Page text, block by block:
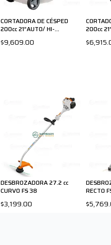
CORTADORA DE CÉSPED
200cc 21”AUTO/ HI-
$9,609.00
200cc
DESBROZADORA 27.2 cc
CURVO FS 38
$3,199.00
RECTO